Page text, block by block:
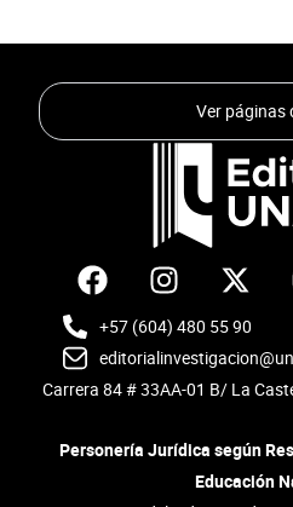
Ver páginas
F
a
c
e
b
o
I
n
s
t
a
r
+57 (604) 480 55 90
Carrera 84 # 33AA-01 B/ La
Personería Jurídica según
Educación